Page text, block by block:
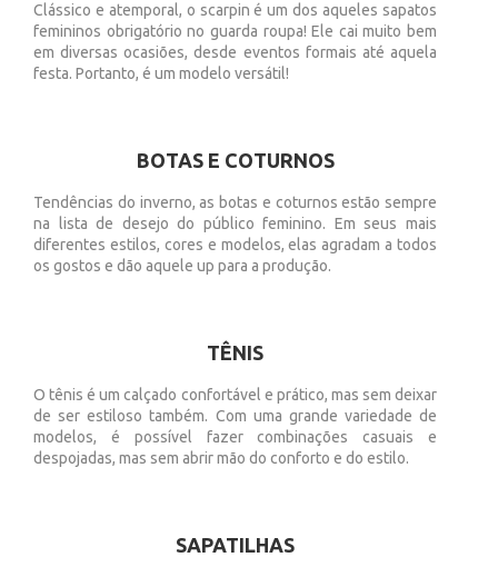
Clássico e atemporal, o scarpin é um dos aqueles sapatos
femininos obrigatório no guarda roupa! Ele cai muito bem
em diversas ocasiões, desde eventos formais até aquela
festa. Portanto, é um modelo versátil!
BOTAS E COTURNOS
Tendências do inverno, as botas e coturnos estão sempre
na lista de desejo do público feminino. Em seus mais
diferentes estilos, cores e modelos, elas agradam a todos
os gostos e dão aquele up para a produção.
TÊNIS
O tênis é um calçado confortável e prático, mas sem deixar
de ser estiloso também. Com uma grande variedade de
modelos, é possível fazer combinações casuais e
despojadas, mas sem abrir mão do conforto e do estilo.
SAPATILHAS